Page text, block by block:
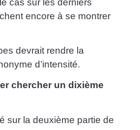
encore à se montrer
devrait rendre la
d’intensité.
chercher un dixième
sur la deuxième partie de